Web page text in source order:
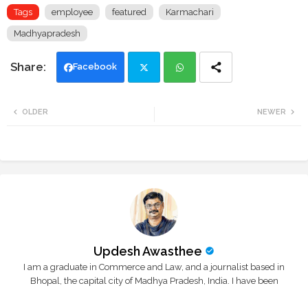
Tags employee featured Karmachari
Madhyapradesh
Facebook
NEWER
OLDER
Updesh Awasthee
I am a graduate in Commerce and Law, and a journalist based in
Bhopal, the capital city of Madhya Pradesh, India. I have been